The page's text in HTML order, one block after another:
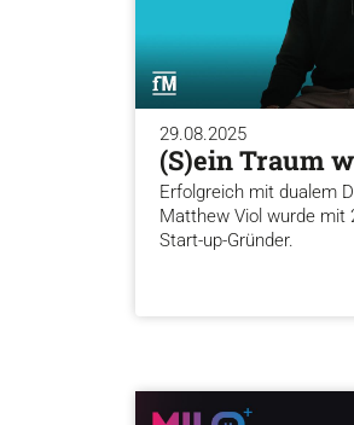
29.08.2025
(S)ein Traum
Erfolgreich mit dualem
Matthew Viol wurde mit
Start-up-Gründer.